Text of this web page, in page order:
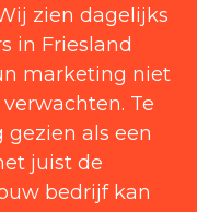
zien dagelijks
in Friesland
marketing niet
Te
als een
juist de
bedrijf kan